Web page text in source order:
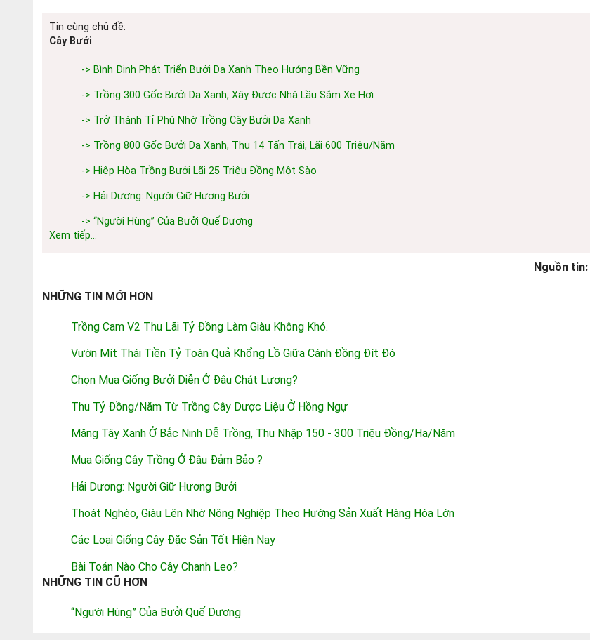
Tin cùng chủ đề:
Cây Bưởi
-> Bình Định Phát Triển Bưởi Da Xanh Theo Hướng Bền Vững
-> Trồng 300 Gốc Bưởi Da Xanh, Xây Được Nhà Lầu Sắm Xe Hơi
-> Trở Thành Tỉ Phú Nhờ Trồng Cây Bưởi Da Xanh
-> Trồng 800 Gốc Bưởi Da Xanh, Thu 14 Tấn Trái, Lãi 600 Triệu/năm
-> Hiệp Hòa Trồng Bưởi Lãi 25 Triệu Đồng Một Sào
-> Hải Dương: Người Giữ Hương Bưởi
-> “Người Hùng” Của Bưởi Quế Dương
Xem tiếp...
Nguồn tin:
NHỮNG TIN MỚI HƠN
Trồng Cam V2 Thu Lãi Tỷ Đồng Làm Giàu Không Khó.
Vườn Mít Thái Tiền Tỷ Toàn Quả Khổng Lồ Giữa Cánh Đồng Đít Đó
Chọn Mua Giống Bưởi Diễn Ở Đâu Chát Lượng?
Thu Tỷ Đồng/năm Từ Trồng Cây Dược Liệu Ở Hồng Ngự
Măng Tây Xanh Ở Bắc Ninh Dễ Trồng, Thu Nhập 150 - 300 Triệu Đồng/ha/năm
Mua Giống Cây Trồng Ở Đâu Đảm Bảo ?
Hải Dương: Người Giữ Hương Bưởi
Thoát Nghèo, Giàu Lên Nhờ Nông Nghiệp Theo Hướng Sản Xuất Hàng Hóa Lớn
Các Loại Giống Cây Đặc Sản Tốt Hiện Nay
Bài Toán Nào Cho Cây Chanh Leo?
NHỮNG TIN CŨ HƠN
“Người Hùng” Của Bưởi Quế Dương